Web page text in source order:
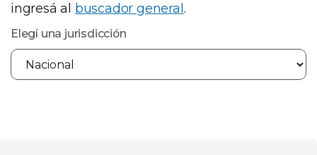
ingresá al buscador general .
Elegí una jurisdicción